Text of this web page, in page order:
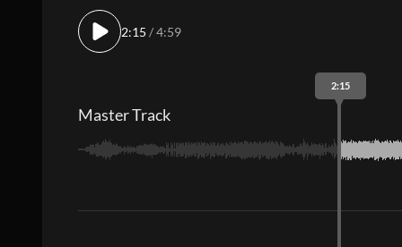
2:15 / 4:59
2:15
Master Track